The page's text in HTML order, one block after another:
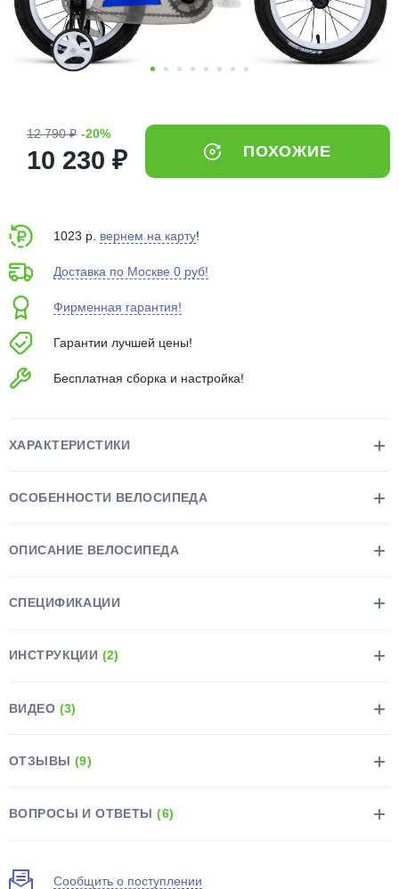
12 790 ₽ -20%
10 230 ₽ ПОХОЖИЕ
1023 р. вернем на карту!
Доставка по Москве 0 руб!
Фирменная гарантия!
Гарантии лучшей цены!
Бесплатная сборка и настройка!
ХАРАКТЕРИСТИКИ
ОСОБЕННОСТИ ВЕЛОСИПЕДА
ОПИСАНИЕ ВЕЛОСИПЕДА
СПЕЦИФИКАЦИИ
ИНСТРУКЦИИ (2)
ВИДЕО (3)
ОТЗЫВЫ (9)
ВОПРОСЫ И ОТВЕТЫ(6)
Сообщить о поступлении
Оплачивайте сегодня только
25% картой любого банка
выбранный способом
75% будут
Подробнее
недели